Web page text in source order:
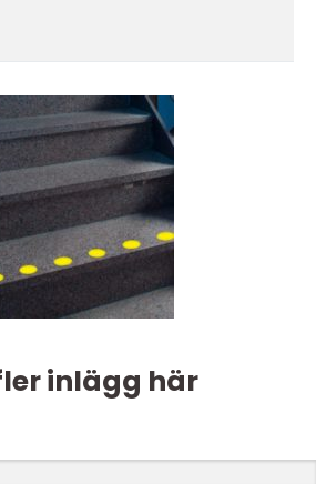
inlägg här